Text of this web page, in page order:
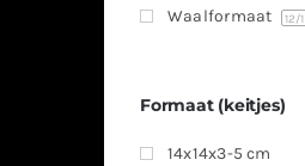
Waalformaat 12/
Formaat (keitjes)
14x14x3-5 cm